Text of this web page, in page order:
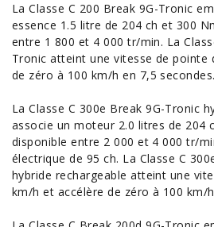
La Classe C 200 Break 9G-Tronic
essence 1.5 litre de 204 ch et 300
entre 1 800 et 4 000 tr/min. La
Tronic atteint une vitesse de pointe
de zéro à 100 km/h en 7,5 secondes.
La Classe C 300e Break 9G-Tronic
associe un moteur 2.0 litres de 204
disponible entre 2 000 et 4 000 tr/
électrique de 95 ch. La Classe C
hybride rechargeable atteint une
km/h et accélère de zéro à 100 km/